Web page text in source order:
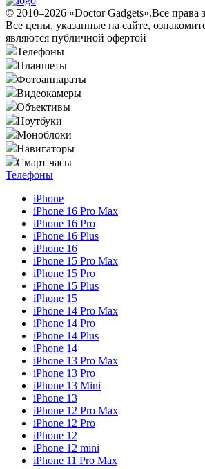
© 2010–2026 «Doctor Gadgets».Все
Все цены, указанные на сайте,
являются публичной офертой
Телефоны
Планшеты
Фотоаппараты
Видеокамеры
Объективы
Ноутбуки
Моноблоки
Навигаторы
Смарт часы
Телефоны
iPhone
iPhone 16 Pro Max
iPhone 16 Pro
iPhone 16 Plus
iPhone 16
iPhone 15 Pro Max
iPhone 15 Pro
iPhone 15 Plus
iPhone 15
iPhone 14 Pro Max
iPhone 14 Pro
iPhone 14 Plus
iPhone 14
iPhone 13 Pro Max
iPhone 13 Pro
iPhone 13 Mini
iPhone 13
iPhone 12 Pro Max
iPhone 12 Pro
iPhone 12
iPhone 12 mini
iPhone 11 Pro Max